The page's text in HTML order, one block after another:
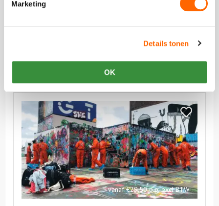
Marketing
Details tonen
OK
met een prachtig landschapsschilderij. Doe de Bob
Bekijk
Graffiti
Workshop
vanaf €29,50 p.p. excl BTW
Bekijk
Graffiti
Workshop